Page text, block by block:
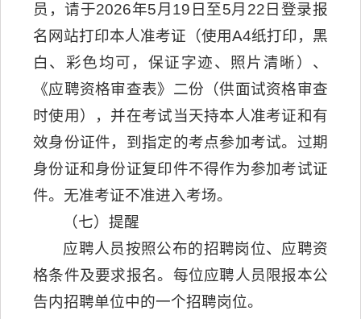
员，请于2026年5月19日至5月22日登录报
名网站打印本人准考证（使用A4纸打印，黑
白、彩色均可，保证字迹、照片清晰）、
《应聘资格审查表》二份（供面试资格审查
时使用），并在考试当天持本人准考证和有
效身份证件，到指定的考点参加考试。过期
身份证和身份证复印件不得作为参加考试证
件。无准考证不准进入考场。
（七）提醒
应聘人员按照公布的招聘岗位、应聘资
格条件及要求报名。每位应聘人员限报本公
告内招聘单位中的一个招聘岗位。